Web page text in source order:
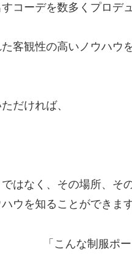
すコーデを数多くプロデ
客観性の高いノウハウ
だければ、
ではなく、その場所、
ウを知ることができます
「こんな制服ポ